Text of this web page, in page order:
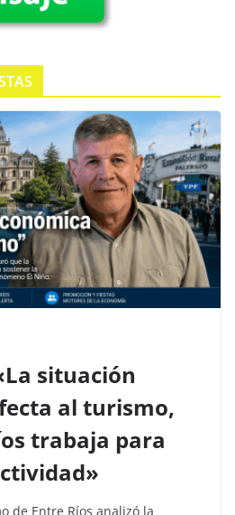
situación
al turismo,
trabaja para
de Entre Ríos analizó la